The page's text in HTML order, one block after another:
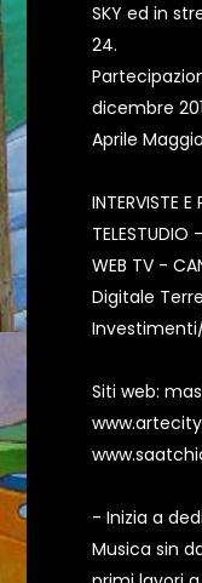
SKY ed in
24.
dicembre
Aprile
INTERVISTE E
TELESTUDIO
WEB TV -
Digitale
Siti web:
- Inizia a
Musica sin